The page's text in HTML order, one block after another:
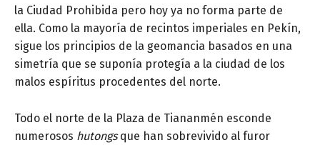
la Ciudad Prohibida pero hoy ya no forma parte de
ella. Como la mayoría de recintos imperiales en Pekín,
sigue los principios de la geomancia basados en una
simetría que se suponía protegía a la ciudad de los
malos espíritus procedentes del norte.
Todo el norte de la Plaza de Tiananmén esconde
numerosos hutongsque han sobrevivido al furor